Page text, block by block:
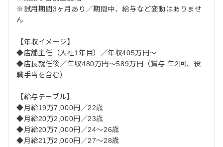
※試用期間3ヶ月あり／期間中、給与など変動はありませ
ん
【年収イメージ】
◆店舗主任（入社1年目）／年収405万円～
◆店長就任後／年収480万円～589万円（賞与 年2回、役
職手当を含む）
【給与テーブル】
◆月給19万7,000円／22歳
◆月給20万2,000円／23歳
◆月給20万7,000円／24～26歳
◆月給21万2,000円／27～28歳